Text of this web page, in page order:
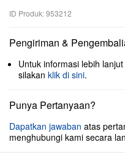
ID Produk: 953212
Pengiriman &
Untuk informasi lebih
silakan klik di sini.
Punya Pertanyaan?
Dapatkan jawaban atas
menghubungi kami secara